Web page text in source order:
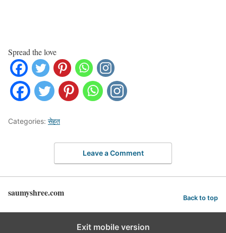
Spread the love
Categories: सेहत
Leave a Comment
saumyshree.com Back to top
Exit mobile version